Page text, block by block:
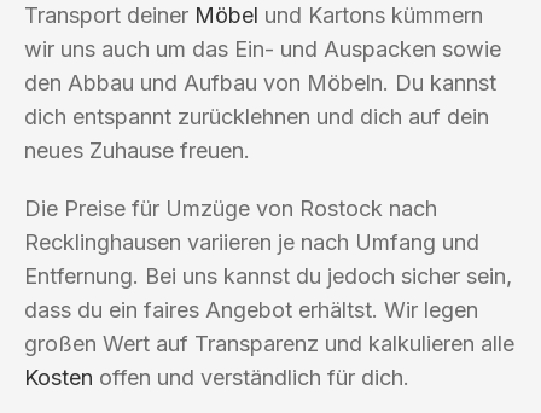
Transport deiner Möbel und Kartons kümmern
wir uns auch um das Ein- und Auspacken sowie
den Abbau und Aufbau von Möbeln. Du kannst
dich entspannt zurücklehnen und dich auf dein
neues Zuhause freuen.
Die Preise für Umzüge von Rostock nach
Recklinghausen variieren je nach Umfang und
Entfernung. Bei uns kannst du jedoch sicher sein,
dass du ein faires Angebot erhältst. Wir legen
großen Wert auf Transparenz und kalkulieren alle
Kosten offen und verständlich für dich.